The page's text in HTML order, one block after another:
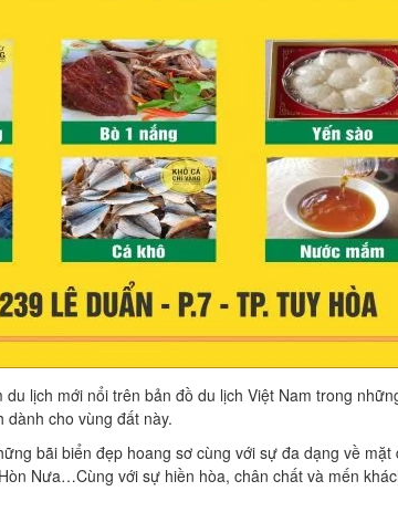
du lịch mới nổi trên bản đồ du lịch Việt Nam trong
cho vùng đất này.
bãi biển đẹp hoang sơ cùng với sự đa dạng về
Nưa…Cùng với sự hiền hòa, chân chất và mến